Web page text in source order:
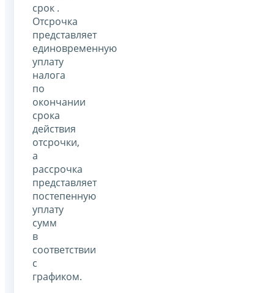
срок .
Отсрочка
представляет
единовременную
уплату
налога
по
окончании
срока
действия
отсрочки,
а
рассрочка
представляет
постепенную
уплату
сумм
в
соответствии
с
графиком.